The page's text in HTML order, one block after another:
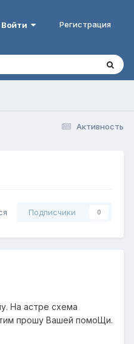
Регистрация
Активность
Подписчики 0
На астре схема
прошу Вашей помоЩи.